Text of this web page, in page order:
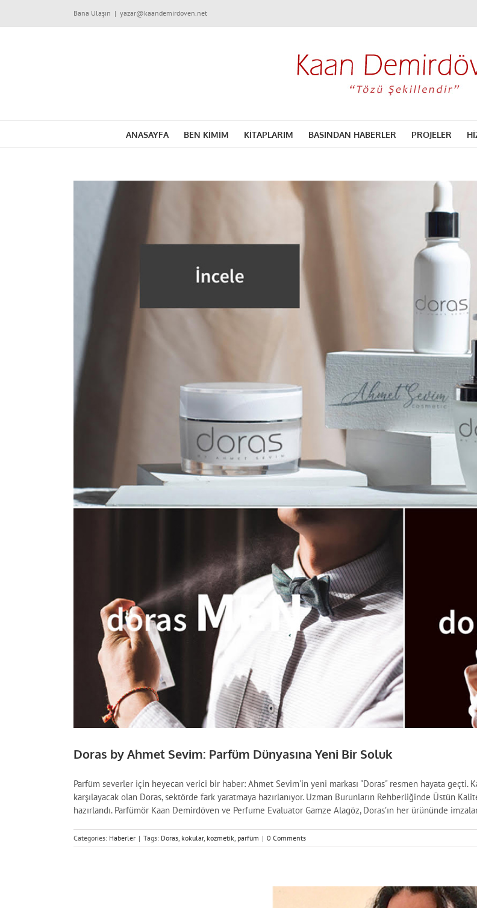
Bana Ulaşın | yazar@kaandemirdoven.net
ANASAYFA BEN KİMİM KİTAPLARIM BASINDAN HABERLER PROJELER
Doras by Ahmet Sevim: Parfüm Dünyasına Yeni Bir Soluk
Parfüm severler için heyecan verici bir haber: Ahmet Sevim'in yeni markası "Doras" resmen hayata
karşılayacak olan Doras, sektörde fark yaratmaya hazırlanıyor. Uzman Burunların Rehberliğinde Üstün
hazırlandı. Parfümör Kaan Demirdöven ve Perfume Evaluator Gamze Alagöz, Doras’ın her ürününde
Categories: Haberler | Tags: Doras kokular, kozmetik parfüm | 0 Comments